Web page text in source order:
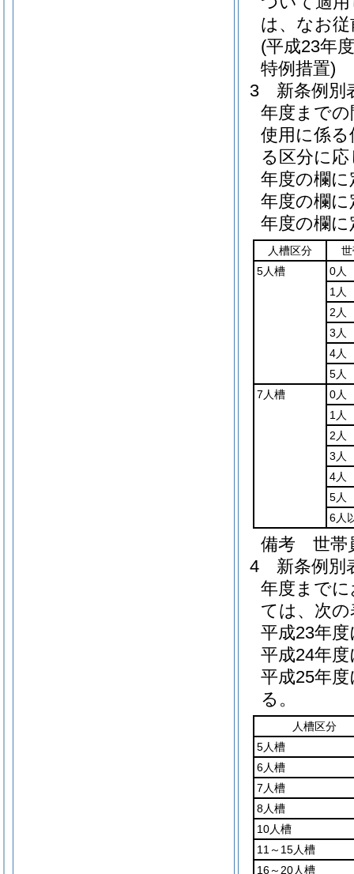
は、なお
(平成23年
特例措置)
3
新条例別
年度まで
使用に係
る区分に
年度の欄
年度の欄
年度の欄
人槽区分
5人槽
0人
1人
2人
3人
4人
5人
7人槽
0人
1人
2人
3人
4人
5人
6人
備考 世帯
4
新条例別
年度まで
ては、次
平成23年
平成24年
平成25年
る。
人槽区分
5人槽
6人槽
7人槽
8人槽
10人槽
11～15人槽
16～20人槽